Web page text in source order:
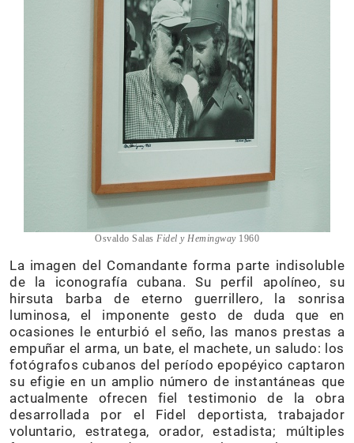
Osvaldo Salas Fidel y Hemingway 1960
La imagen del Comandante forma parte indisoluble
de la iconografía cubana. Su perfil apolíneo, su
hirsuta barba de eterno guerrillero, la sonrisa
luminosa, el imponente gesto de duda que en
ocasiones le enturbió el seño, las manos prestas a
empuñar el arma, un bate, el machete, un saludo: los
fotógrafos cubanos del período epopéyico captaron
su efigie en un amplio número de instantáneas que
actualmente ofrecen fiel testimonio de la obra
desarrollada por el Fidel deportista, trabajador
voluntario, estratega, orador, estadista; múltiples